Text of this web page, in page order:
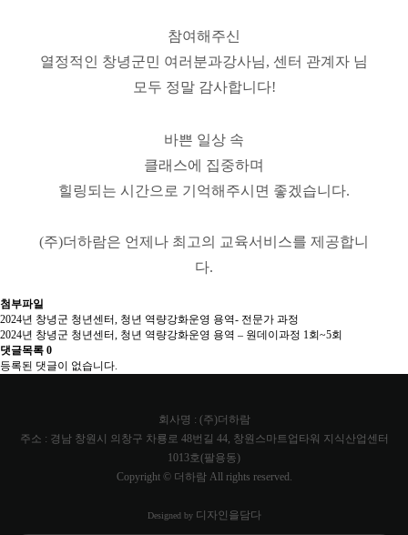
참여해주신
열정적인 창녕군민 여러분과강사님, 센터 관계자 님
모두 정말 감사합니다!
바쁜 일상 속
클래스에 집중하며
힐링되는 시간으로 기억해주시면 좋겠습니다.
(주)더하람은 언제나 최고의 교육서비스를 제공합니
다.
첨부파일
2024년 창녕군 청년센터, 청년 역량강화운영 용역- 전문가 과정
2024년 창녕군 청년센터, 청년 역량강화운영 용역 – 원데이과정 1회~5회
댓글목록 0
등록된 댓글이 없습니다.
회사명 : (주)더하람
주소 : 경남 창원시 의창구 차룡로 48번길 44, 창원스마트업타워 지식산업센터
1013호(팔용동)
Copyright © 더하람 All rights reserved.
Designed by디자인을담다